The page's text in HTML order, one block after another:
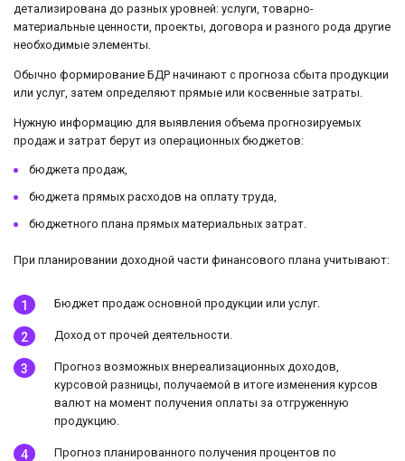
детализирована до разных уровней: услуги, товарно-
материальные ценности, проекты, договора и разного рода другие
необходимые элементы.
Обычно формирование БДР начинают с прогноза сбыта продукции
или услуг, затем определяют прямые или косвенные затраты.
Нужную информацию для выявления объема прогнозируемых
продаж и затрат берут из операционных бюджетов:
бюджета продаж,
бюджета прямых расходов на оплату труда,
бюджетного плана прямых материальных затрат.
При планировании доходной части финансового плана учитывают:
Бюджет продаж основной продукции или услуг.
Доход от прочей деятельности.
Прогноз возможных внереализационных доходов,
курсовой разницы, получаемой в итоге изменения курсов
валют на момент получения оплаты за отгруженную
продукцию.
Прогноз планированного получения процентов по